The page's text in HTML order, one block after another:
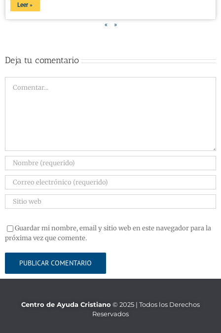
Leer »
« »
Deja tu comentario
Guardar mi nombre, email y sitio web en este navegador para la
próxima vez que comente.
Centro de Ayuda Cristiano © 2025 | Todos los Derechos
Reservados